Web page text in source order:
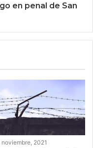
en penal de San
noviembre, 2021